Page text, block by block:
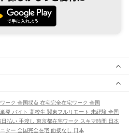
ーク 全国採点 在宅完全在宅ワーク 全国
単発 バイト 高校生 関東フルリモート 未経験 全国
日払い 手渡し 東京都在宅ワーク スキマ時間 日本
ター 全国完全在宅 面接なし 日本